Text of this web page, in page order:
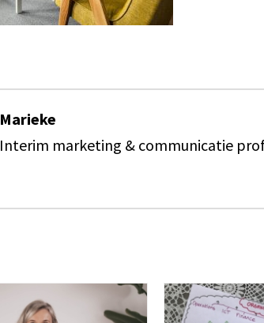
Marieke
Interim marketing & communicatie